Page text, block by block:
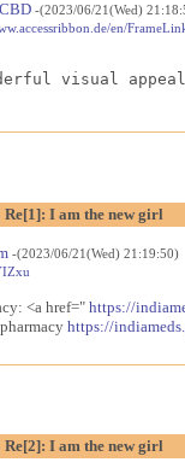
-(2023/06/21(Wed)
en/
visual
Re[1]: I am the new girl
-(2023/06/21(Wed)
<a href=" https://
https://
Re[2]: I am the new girl